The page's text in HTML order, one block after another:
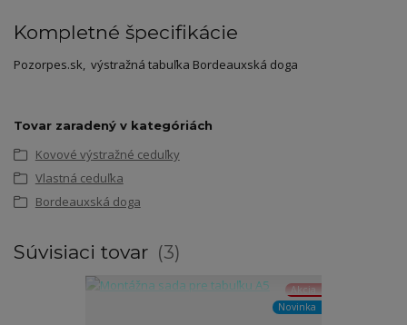
Kompletné špecifikácie
Pozorpes.sk, výstražná tabuľka Bordeauxská doga
Tovar zaradený v kategóriách
Kovové výstražné ceduľky
Vlastná ceduľka
Bordeauxská doga
Súvisiaci tovar 3
Akcia
Novinka